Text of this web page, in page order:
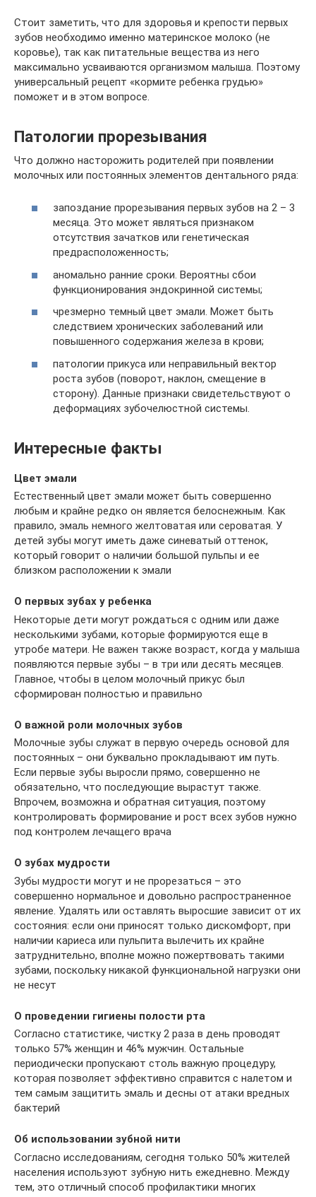
Стоит заметить, что для здоровья и крепости первых
зубов необходимо именно материнское молоко (не
коровье), так как питательные вещества из него
максимально усваиваются организмом малыша. Поэтому
универсальный рецепт «кормите ребенка грудью»
поможет и в этом вопросе.
Патологии прорезывания
Что должно насторожить родителей при появлении
молочных или постоянных элементов дентального ряда:
запоздание прорезывания первых зубов на 2 – 3
месяца. Это может являться признаком
отсутствия зачатков или генетическая
предрасположенность;
аномально ранние сроки. Вероятны сбои
функционирования эндокринной системы;
чрезмерно темный цвет эмали. Может быть
следствием хронических заболеваний или
повышенного содержания железа в крови;
патологии прикуса или неправильный вектор
роста зубов (поворот, наклон, смещение в
сторону). Данные признаки свидетельствуют о
деформациях зубочелюстной системы.
Интересные факты
Цвет эмали
Естественный цвет эмали может быть совершенно
любым и крайне редко он является белоснежным. Как
правило, эмаль немного желтоватая или сероватая. У
детей зубы могут иметь даже синеватый оттенок,
который говорит о наличии большой пульпы и ее
близком расположении к эмали
О первых зубах у ребенка
Некоторые дети могут рождаться с одним или даже
несколькими зубами, которые формируются еще в
утробе матери. Не важен также возраст, когда у малыша
появляются первые зубы – в три или десять месяцев.
Главное, чтобы в целом молочный прикус был
сформирован полностью и правильно
О важной роли молочных зубов
Молочные зубы служат в первую очередь основой для
постоянных – они буквально прокладывают им путь.
Если первые зубы выросли прямо, совершенно не
обязательно, что последующие вырастут также.
Впрочем, возможна и обратная ситуация, поэтому
контролировать формирование и рост всех зубов нужно
под контролем лечащего врача
О зубах мудрости
Зубы мудрости могут и не прорезаться – это
совершенно нормальное и довольно распространенное
явление. Удалять или оставлять выросшие зависит от их
состояния: если они приносят только дискомфорт, при
наличии кариеса или пульпита вылечить их крайне
затруднительно, вполне можно пожертвовать такими
зубами, поскольку никакой функциональной нагрузки они
не несут
О проведении гигиены полости рта
Согласно статистике, чистку 2 раза в день проводят
только 57% женщин и 46% мужчин. Остальные
периодически пропускают столь важную процедуру,
которая позволяет эффективно справится с налетом и
тем самым защитить эмаль и десны от атаки вредных
бактерий
Об использовании зубной нити
Согласно исследованиям, сегодня только 50% жителей
населения используют зубную нить ежедневно. Между
тем, это отличный способ профилактики многих